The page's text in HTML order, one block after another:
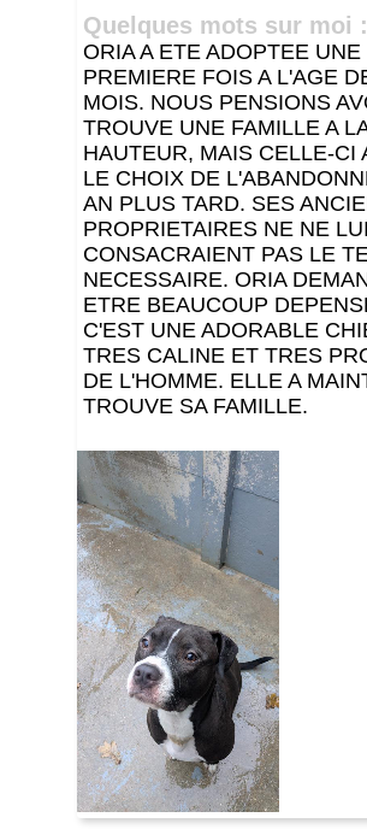
Quelques mots sur moi :
ORIA A ETE ADOPTEE UNE
PREMIERE FOIS A L'AGE
MOIS. NOUS PENSIONS
TROUVE UNE FAMILLE A
HAUTEUR, MAIS CELLE-CI
LE CHOIX DE
AN PLUS TARD. SES
PROPRIETAIRES NE NE LUI
CONSACRAIENT PAS LE
NECESSAIRE. ORIA
ETRE BEAUCOUP
C'EST UNE ADORABLE
TRES CALINE ET TRES
DE L'HOMME. ELLE A
TROUVE SA FAMILLE.